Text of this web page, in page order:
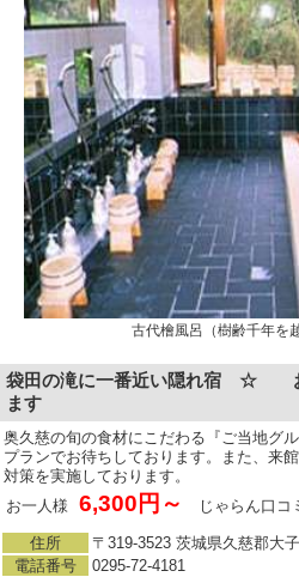
古代檜風呂（樹齢千年を
袋田の滝に一番近い隠れ宿 ☆ お
ます
奥久慈の旬の食材にこだわる『ご当地グ
プランでお待ちしております。また、来
対策を実施しております。
お一人様
6,300円～ じゃらん口コ
住所
〒319-3523 茨城県久慈郡大
電話番号
0295-72-4181